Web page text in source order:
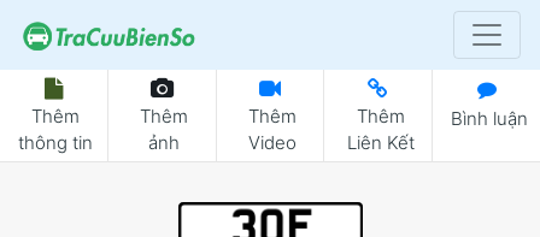
Thêm
thông tin
Thêm
ảnh
Thêm
Video
Thêm
Liên Kết
Bình luận